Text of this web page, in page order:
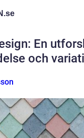
se
En
och